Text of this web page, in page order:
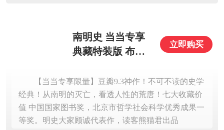
南明史 当当专享
典藏特装版 布面
金工艺 镂空金属
书签 1版1次纪念
章 限量编号2000
册 明史大家顾诚
立即购买
【当当专享限量】豆瓣9.3神作！不可不读的史学
经典！从南明的灭亡，看透人性的荒唐！七大收藏价
值 中国国家图书奖，北京市哲学社会科学优秀成果一
等奖。明史大家顾诚代表作，读客熊猫君出品